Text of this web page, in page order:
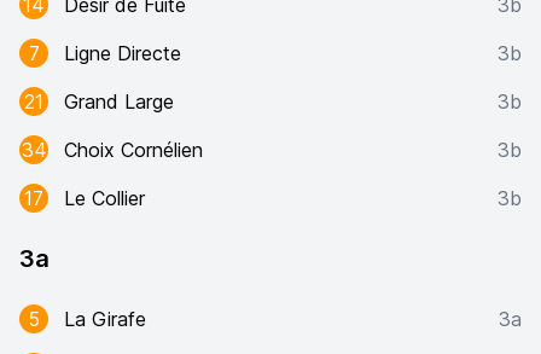
14 Désir de Fuite
3b
7
Ligne Directe
3b
21
Grand Large
3b
34
Choix Cornélien
3b
17
Le Collier 3b
3a
5 La Girafe
3a